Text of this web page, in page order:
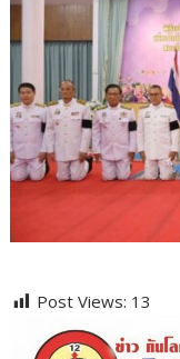
Post Views: 13